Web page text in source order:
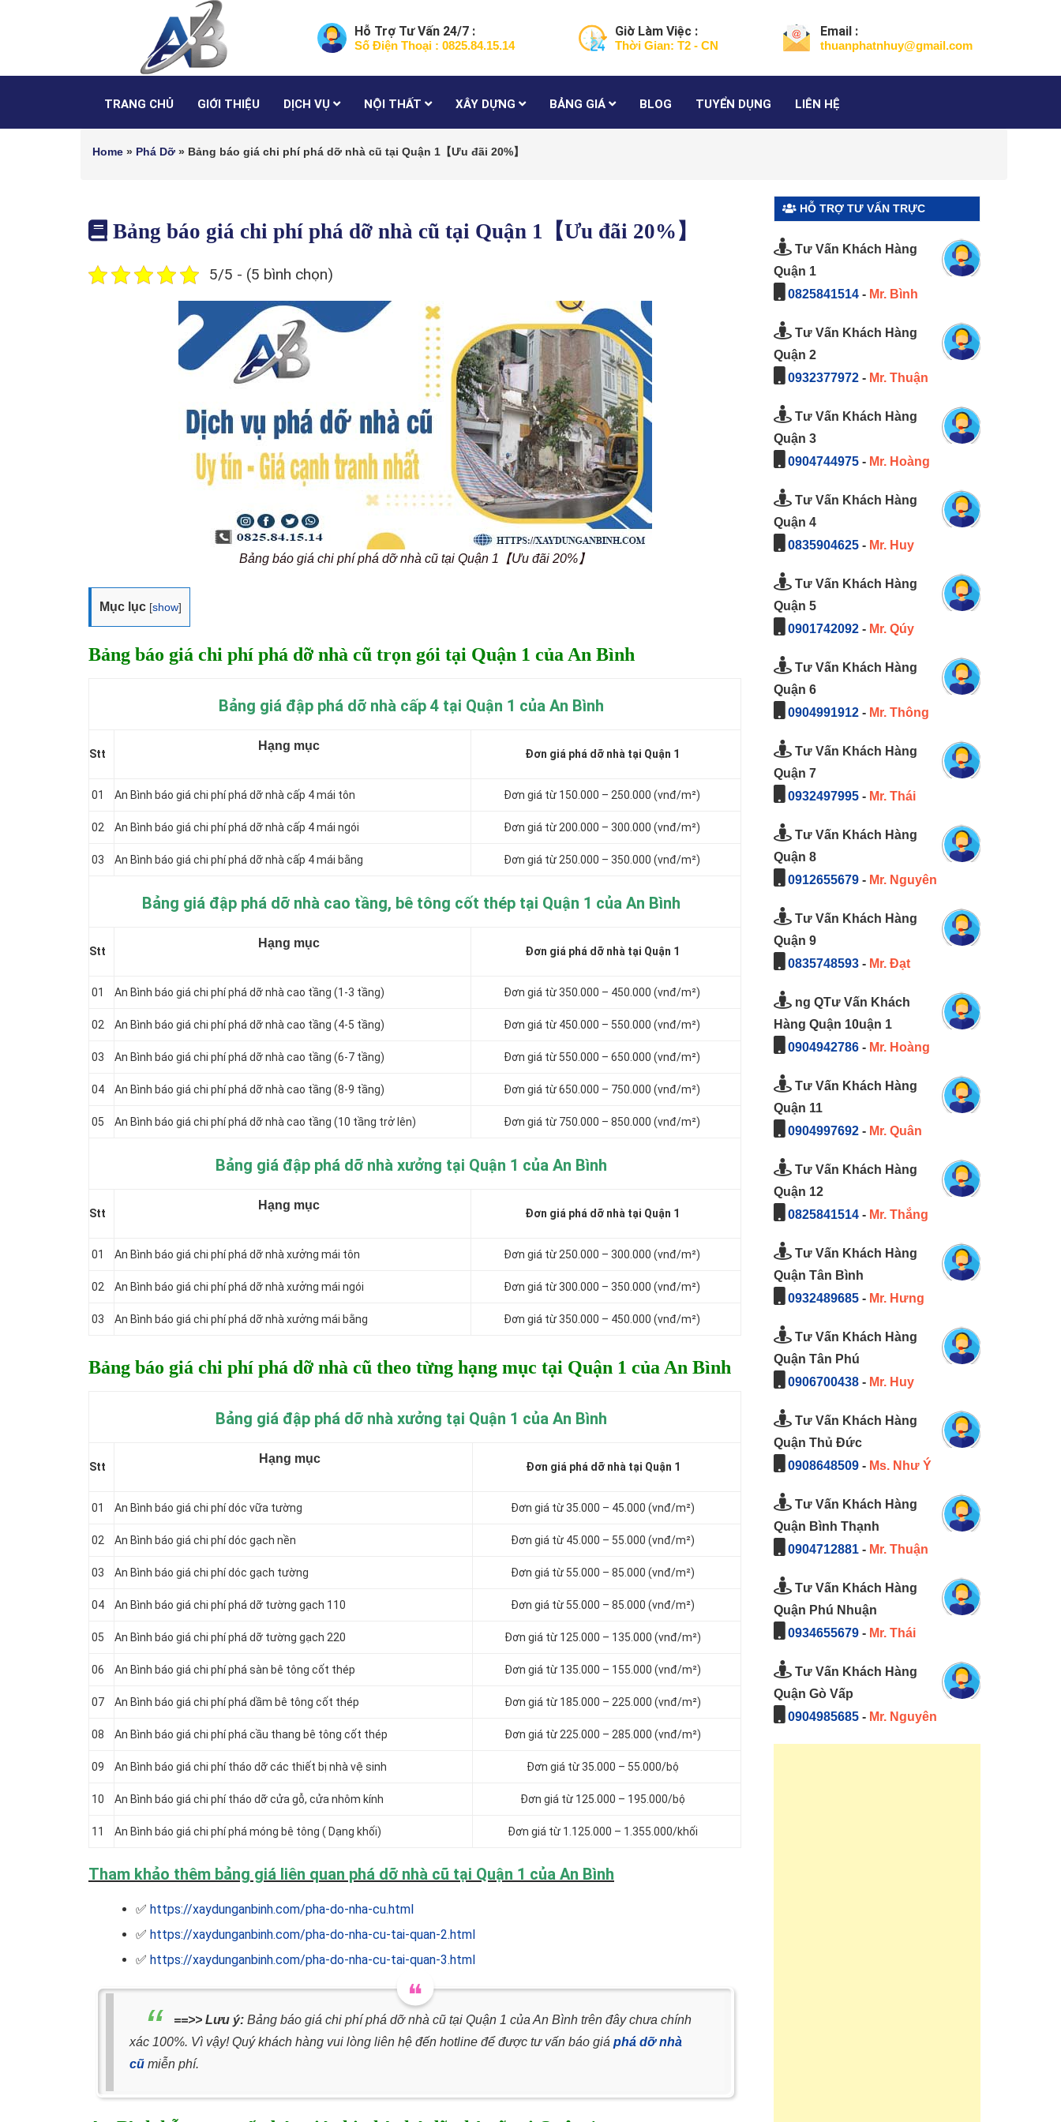
Hỗ Trợ Tư Vấn 24/7 :
Số Điện Thoại : 0825.84.15.14
Giờ Làm Việc :
Thời Gian: T2 - CN
Email :
thuanphatnhuy@gmail.com
TRANG CHỦ GIỚI THIỆU DỊCH VỤ NỘI THẤT XÂY DỰNG BẢNG GIÁ BLOG TUYỂN DỤNG LIÊN HỆ
Home » Phá Dỡ » Bảng báo giá chi phí phá dỡ nhà cũ tại Quận 1【Ưu đãi 20%】
Bảng báo giá chi phí phá dỡ nhà cũ tại Quận 1【Ưu đãi 20%】
5/5 - (5 bình chọn)
Bảng báo giá chi phí phá dỡ nhà cũ tại Quận 1【Ưu đãi 20%】
Mục lục [show]
Bảng báo giá chi phí phá dỡ nhà cũ trọn gói tại Quận 1 của An Bình
Bảng giá đập phá dỡ nhà cấp 4 tại Quận 1 của An Bình
Stt
Hạng mục
Đơn giá phá dỡ nhà tại Quận 1
01 An Bình báo giá chi phí phá dỡ nhà cấp 4 mái tôn Đơn giá từ 150.000 – 250.000 (vnđ/m²)
02 An Bình báo giá chi phí phá dỡ nhà cấp 4 mái ngói Đơn giá từ 200.000 – 300.000 (vnđ/m²)
03 An Bình báo giá chi phí phá dỡ nhà cấp 4 mái bằng Đơn giá từ 250.000 – 350.000 (vnđ/m²)
Bảng giá đập phá dỡ nhà cao tầng, bê tông cốt thép tại Quận 1 của An Bình
Stt
Hạng mục
Đơn giá phá dỡ nhà tại Quận 1
01 An Bình báo giá chi phí phá dỡ nhà cao tầng (1-3 tầng) Đơn giá từ 350.000 – 450.000 (vnđ/m²)
02 An Bình báo giá chi phí phá dỡ nhà cao tầng (4-5 tầng) Đơn giá từ 450.000 – 550.000 (vnđ/m²)
03 An Bình báo giá chi phí phá dỡ nhà cao tầng (6-7 tầng) Đơn giá từ 550.000 – 650.000 (vnđ/m²)
04 An Bình báo giá chi phí phá dỡ nhà cao tầng (8-9 tầng) Đơn giá từ 650.000 – 750.000 (vnđ/m²)
05 An Bình báo giá chi phí phá dỡ nhà cao tầng (10 tầng trở lên) Đơn giá từ 750.000 – 850.000 (vnđ/m²)
Bảng giá đập phá dỡ nhà xưởng tại Quận 1 của An Bình
Stt
Hạng mục
Đơn giá phá dỡ nhà tại Quận 1
01 An Bình báo giá chi phí phá dỡ nhà xưởng mái tôn Đơn giá từ 250.000 – 300.000 (vnđ/m²)
02 An Bình báo giá chi phí phá dỡ nhà xưởng mái ngói Đơn giá từ 300.000 – 350.000 (vnđ/m²)
03 An Bình báo giá chi phí phá dỡ nhà xưởng mái bằng Đơn giá từ 350.000 – 450.000 (vnđ/m²)
Bảng báo giá chi phí phá dỡ nhà cũ theo từng hạng mục tại Quận 1 của An Bình
Bảng giá đập phá dỡ nhà xưởng tại Quận 1 của An Bình
Stt
Hạng mục
Đơn giá phá dỡ nhà tại Quận 1
01 An Bình báo giá chi phí dóc vữa tường Đơn giá từ 35.000 – 45.000 (vnđ/m²)
02 An Bình báo giá chi phí dóc gạch nền Đơn giá từ 45.000 – 55.000 (vnđ/m²)
03 An Bình báo giá chi phí dóc gạch tường Đơn giá từ 55.000 – 85.000 (vnđ/m²)
04 An Bình báo giá chi phí phá dỡ tường gạch 110 Đơn giá từ 55.000 – 85.000 (vnđ/m²)
05 An Bình báo giá chi phí phá dỡ tường gạch 220 Đơn giá từ 125.000 – 135.000 (vnđ/m²)
06 An Bình báo giá chi phí phá sàn bê tông cốt thép Đơn giá từ 135.000 – 155.000 (vnđ/m²)
07 An Bình báo giá chi phí phá dầm bê tông cốt thép Đơn giá từ 185.000 – 225.000 (vnđ/m²)
08 An Bình báo giá chi phí phá cầu thang bê tông cốt thép Đơn giá từ 225.000 – 285.000 (vnđ/m²)
09 An Bình báo giá chi phí tháo dỡ các thiết bị nhà vệ sinh Đơn giá từ 35.000 – 55.000/bộ
10 An Bình báo giá chi phí tháo dỡ cửa gỗ, cửa nhôm kính Đơn giá từ 125.000 – 195.000/bộ
11 An Bình báo giá chi phí phá móng bê tông ( Dạng khối) Đơn giá từ 1.125.000 – 1.355.000/khối
Tham khảo thêm bảng giá liên quan phá dỡ nhà cũ tại Quận 1 của An Bình
✅ https://xaydunganbinh.com/pha-do-nha-cu.html
✅ https://xaydunganbinh.com/pha-do-nha-cu-tai-quan-2.html
✅ https://xaydunganbinh.com/pha-do-nha-cu-tai-quan-3.html
==>> Lưu ý: Bảng báo giá chi phí phá dỡ nhà cũ tại Quận 1 của An Bình trên đây chưa chính
xác 100%. Vì vậy! Quý khách hàng vui lòng liên hệ đến hotline để được tư vấn báo giá phá dỡ nhà
cũ miễn phí.
HỖ TRỢ TƯ VẤN TRỰC
Tư Vấn Khách Hàng
Quận 1
0825841514- Mr. Bình
Tư Vấn Khách Hàng
Quận 2
0932377972- Mr. Thuận
Tư Vấn Khách Hàng
Quận 3
0904744975- Mr. Hoàng
Tư Vấn Khách Hàng
Quận 4
0835904625- Mr. Huy
Tư Vấn Khách Hàng
Quận 5
0901742092- Mr. Qúy
Tư Vấn Khách Hàng
Quận 6
0904991912- Mr. Thông
Tư Vấn Khách Hàng
Quận 7
0932497995- Mr. Thái
Tư Vấn Khách Hàng
Quận 8
0912655679- Mr. Nguyên
Tư Vấn Khách Hàng
Quận 9
0835748593- Mr. Đạt
ng QTư Vấn Khách
Hàng Quận 10uận 1
0904942786- Mr. Hoàng
Tư Vấn Khách Hàng
Quận 11
0904997692- Mr. Quân
Tư Vấn Khách Hàng
Quận 12
0825841514- Mr. Thắng
Tư Vấn Khách Hàng
Quận Tân Bình
0932489685- Mr. Hưng
Tư Vấn Khách Hàng
Quận Tân Phú
0906700438- Mr. Huy
Tư Vấn Khách Hàng
Quận Thủ Đức
0908648509- Ms. Như Ý
Tư Vấn Khách Hàng
Quận Bình Thạnh
0904712881- Mr. Thuận
Tư Vấn Khách Hàng
Quận Phú Nhuận
0934655679- Mr. Thái
Tư Vấn Khách Hàng
Quận Gò Vấp
0904985685- Mr. Nguyên